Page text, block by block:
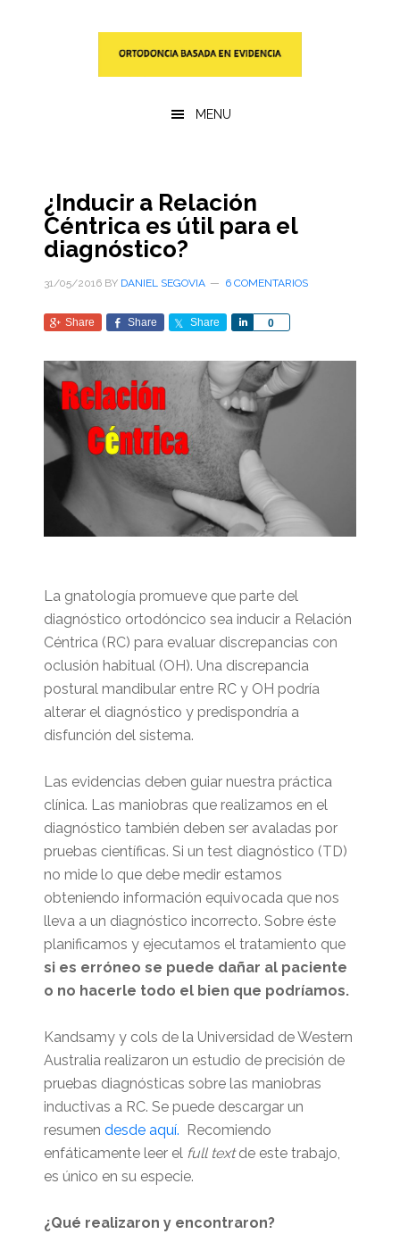
MENU
¿Inducir a Relación
Céntrica es útil para el
diagnóstico?
31/05/2016BY DANIEL SEGOVIA 6 COMENTARIOS
Share Share Share 0
Share
La gnatología promueve que parte del
diagnóstico ortodóncico sea inducir a Relación
Céntrica (RC) para evaluar discrepancias con
oclusión habitual (OH). Una discrepancia
postural mandibular entre RC y OH podría
alterar el diagnóstico y predispondría a
disfunción del sistema.
Las evidencias deben guiar nuestra práctica
clínica. Las maniobras que realizamos en el
diagnóstico también deben ser avaladas por
pruebas científicas. Si un test diagnóstico (TD)
no mide lo que debe medir estamos
obteniendo información equivocada que nos
lleva a un diagnóstico incorrecto. Sobre éste
planificamos y ejecutamos el tratamiento que
si es erróneo se puede dañar al paciente
o no hacerle todo el bien que podríamos.
Kandsamy y cols de la Universidad de Western
Australia realizaron un estudio de precisión de
pruebas diagnósticas sobre las maniobras
inductivas a RC. Se puede descargar un
resumen desde aquí. Recomiendo
enfáticamente leer el full textde este trabajo,
es único en su especie.
¿Qué realizaron y encontraron?